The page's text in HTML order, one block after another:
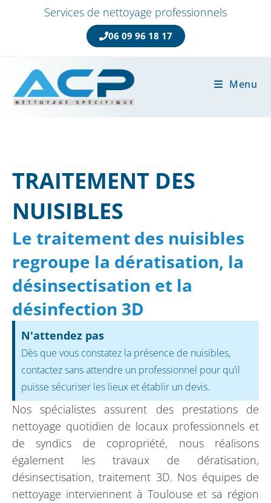
Services de nettoyage professionnels
06 09 96 18 17
Menu
TRAITEMENT DES
NUISIBLES
Le traitement des nuisibles
regroupe la dératisation, la
désinsectisation et la
désinfection 3D
N'attendez pas
Dès que vous constatez la présence de nuisibles,
contactez sans attendre un professionnel pour qu’il
puisse sécuriser les lieux et établir un devis.
Nos spécialistes assurent des prestations de
nettoyage quotidien de locaux professionnels et
de syndics de copropriété, nous réalisons
également les travaux de dératisation,
désinsectisation, traitement 3D. Nos équipes de
nettoyage interviennent à Toulouse et sa région